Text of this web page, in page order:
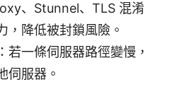
、Stunnel、TLS 混淆
，降低被封鎖風險。
若一條伺服器路徑變慢，
伺服器。